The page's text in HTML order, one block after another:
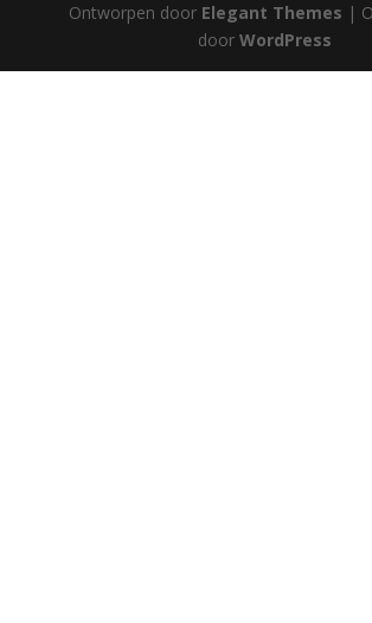
Ontworpen door Elegant Themes |
doorWordPress